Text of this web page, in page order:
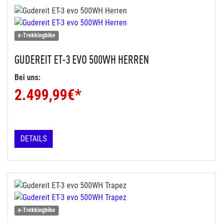
e-Trekkingbike
GUDEREITET-3 EVO 500WH HERREN
Bei uns:
2.499,99€*
DETAILS
e-Trekkingbike